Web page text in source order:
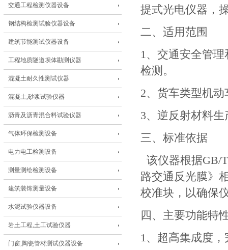
交通工程检测仪器设备
钢结构检测试验仪器设备
建筑节能测试仪器设备
工程地质隧道坝体勘测仪器
混凝土耐久性测试仪器
混凝土,砂浆试验仪器
沥青及沥青混合料试验仪器
气体环保检测设备
电力电工检测设备
测量测绘检测设备
建筑装饰测量设备
水泥试验仪器设备
岩土工程,土工试验仪器
门窗,陶瓷管材测试仪器设备
提式光电仪器，
二、适用范围
1、交通安全管
检测。
2、货车类型机
3、逆反射材料
三、标准依据
该仪器根据GB/
路交通反光膜》
校准块，以确保
四、主要功能特
1、超高集成度